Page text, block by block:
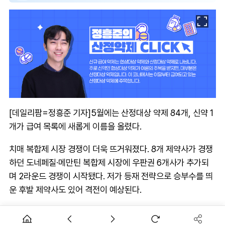
[데일리팜=정흥준 기자]5월에는 산정대상 약제 84개, 신약 1
개가 급여 목록에 새롭게 이름을 올렸다.
치매 복합제 시장 경쟁이 더욱 뜨거워졌다. 8개 제약사가 경쟁
하던 도네페질·메만틴 복합제 시장에 우판권 6개사가 추가되
며 2라운드 경쟁이 시작됐다. 저가 등재 전략으로 승부수를 띄
운 후발 제약사도 있어 격전이 예상된다.
보령은 대표 품목인 ‘카나브’의 후발 품목들이 거센 공세를 이
어가자 복합제로 방파제를 세웠다. 고혈압·고지혈증 3제 복합